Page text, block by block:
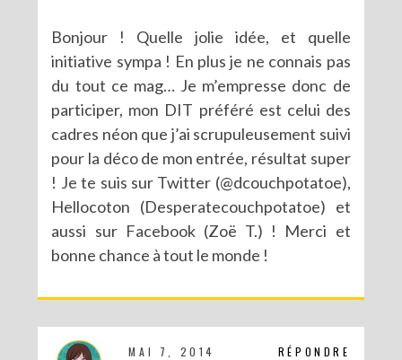
Bonjour ! Quelle jolie idée, et quelle
initiative sympa ! En plus je ne connais pas
du tout ce mag… Je m’empresse donc de
participer, mon DIT préféré est celui des
cadres néon que j’ai scrupuleusement suivi
pour la déco de mon entrée, résultat super
! Je te suis sur Twitter (@dcouchpotatoe),
Hellocoton (Desperatecouchpotatoe) et
aussi sur Facebook (Zoë T.) ! Merci et
bonne chance à tout le monde !
RÉPONDRE
MAI 7, 2014